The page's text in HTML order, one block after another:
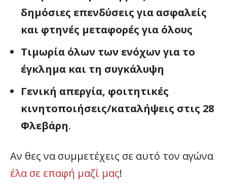
δημόσιες επενδύσεις για ασφαλείς
και φτηνές μεταφορές για όλους
Τιμωρία όλων των ενόχων για το
έγκλημα και τη συγκάλυψη
Γενική απεργία, φοιτητικές
κινητοποιήσεις/καταλήψεις στις 28
Φλεβάρη.
Αν θες να συμμετέχεις σε αυτό τον αγώνα
έλα σε επαφή μαζί μας!